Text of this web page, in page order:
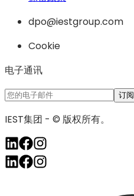
dpo@iestgroup.com
Cookie
电子通讯
订阅
IEST集团 - © 版权所有。